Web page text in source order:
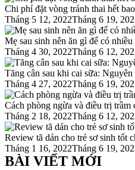
Chi phí đặt vòng tránh thai hết
Posted
on
Tháng 5 12, 2022Tháng 6 19,
Mẹ sau sinh nên ăn gì để có
Posted
on
Tháng 4 30, 2022Tháng 6 12,
Tăng cân sau khi cai sữa: Nguyên
Posted
on
Tháng 4 27, 2022Tháng 6 19,
Cách phòng ngừa và điều trị trầm
Posted
on
Tháng 2 18, 2022Tháng 6 12,
Review tã dán cho trẻ sơ sinh tốt
Posted
on
Tháng 1 16, 2022Tháng 6 19,
BÀI VIẾT MỚI